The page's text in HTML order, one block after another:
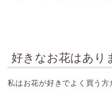
好きなお花はあり
私はお花が好きでよく買う方